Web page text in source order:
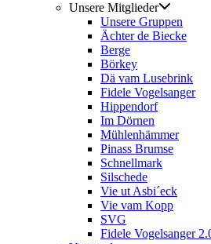
Unsere Mitglieder
Unsere Gruppen
Ächter de Biecke
Berge
Börkey
Dä vam Lusebrink
Fidele Vogelsanger
Hippendorf
Im Dörnen
Mühlenhämmer
Pinass Brumse
Schnellmark
Silschede
Vie ut Asbi´eck
Vie vam Kopp
SVG
Fidele Vogelsanger